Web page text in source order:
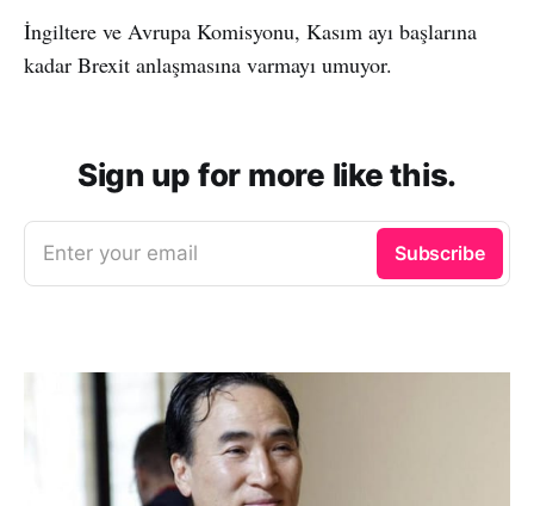
İngiltere ve Avrupa Komisyonu, Kasım ayı başlarına
kadar Brexit anlaşmasına varmayı umuyor.
Sign up for more like this.
Enter your email Subscribe